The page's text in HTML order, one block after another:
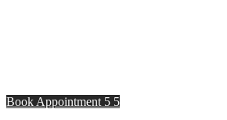
Book Appointment